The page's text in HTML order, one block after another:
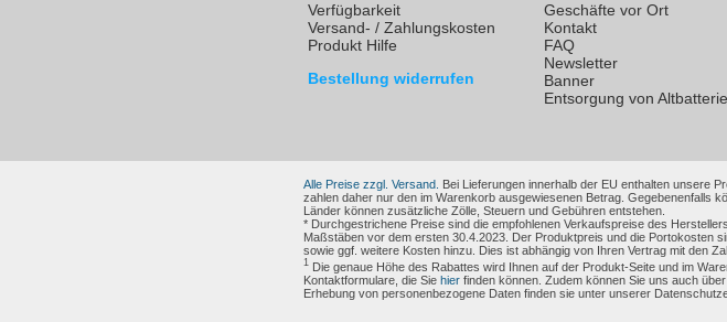
Verfügbarkeit
Versand- / Zahlungskosten
Produkt Hilfe
Bestellung widerrufen
Geschäfte vor Ort
Kontakt
FAQ
Newsletter
Banner
Entsorgung von
Alle Preise zzgl. Versand. Bei Lieferungen innerhalb der EU enthalten unsere
zahlen daher nur den im Warenkorb ausgewiesenen Betrag. Gegebenenfalls
Länder können zusätzliche Zölle, Steuern und Gebühren entstehen.
* Durchgestrichene Preise sind die empfohlenen Verkaufspreise des
Maßstäben vor dem ersten 30.4.2023. Der Produktpreis und die Portokosten
sowie ggf. weitere Kosten hinzu. Dies ist abhängig von Ihren Vertrag mit den
1 Die genaue Höhe des Rabattes wird Ihnen auf der Produkt-Seite und im
Kontaktformulare, die Sie hier finden können. Zudem können Sie uns auch
Erhebung von personenbezogene Daten finden sie unter unserer